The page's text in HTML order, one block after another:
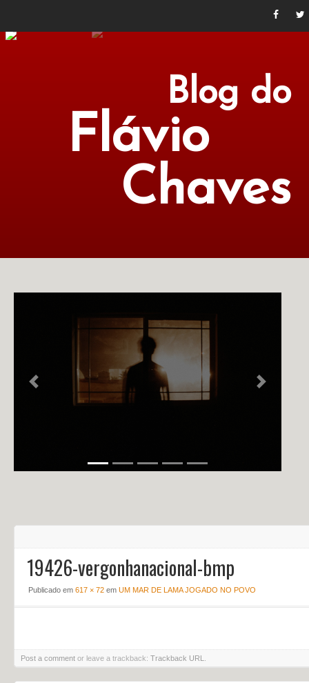
Blog do
Flávio
Chaves
NOTÍCIAS
Previous Next
19426-vergonhanacional-bmp
Publicado em 617 × 72 em UM MAR DE LAMA JOGADO NO POVO
Post a comment or leave a trackback: Trackback URL